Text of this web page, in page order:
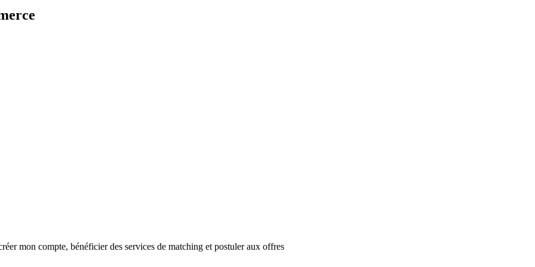
mon compte, bénéficier des services de matching et postuler aux offres